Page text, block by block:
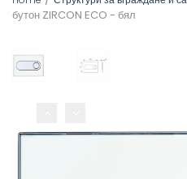
бутон ZIRCON ECO - бял